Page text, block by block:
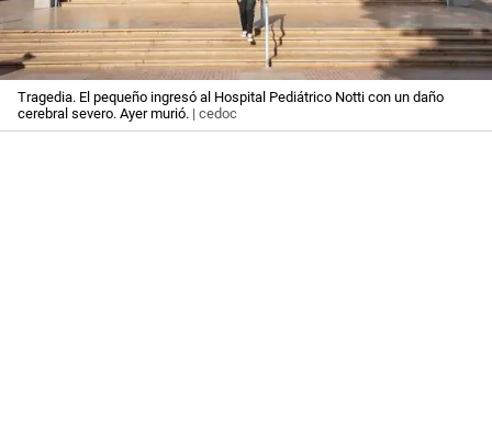
Tragedia. El pequeño ingresó al Hospital Pediátrico Notti con un daño
cerebral severo. Ayer murió. | cedoc